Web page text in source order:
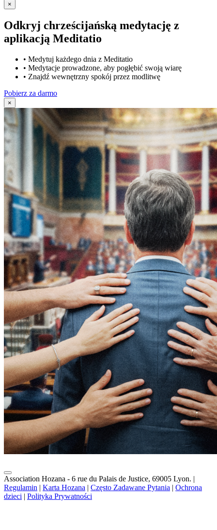
×
Odkryj chrześcijańską medytację z
aplikacją Meditatio
• Medytuj każdego dnia z Meditatio
• Medytacje prowadzone, aby pogłębić swoją wiarę
• Znajdź wewnętrzny spokój przez modlitwę
Pobierz za darmo
×
Association Hozana - 6 rue du Palais de Justice, 69005 Lyon. |
Regulamin | Karta Hozana | Często Zadawane Pytania | Ochrona
dzieci | Polityka Prywatności